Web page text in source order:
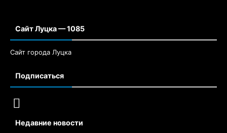
Сайт Луцка — 1085
Сайт города Луцка
Подписаться
Недавние новости